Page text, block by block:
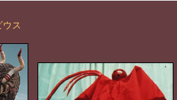
ウス